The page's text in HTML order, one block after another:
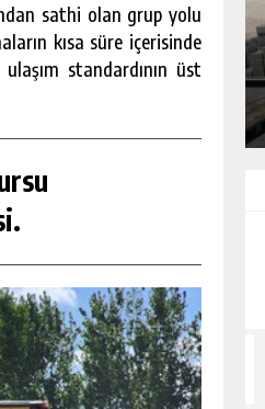
sathi olan grup yolu
kısa süre içerisinde
standardının üst
HABER AKIŞI
KIZ KUR’AN KURSU
DARENDE GEZISI.